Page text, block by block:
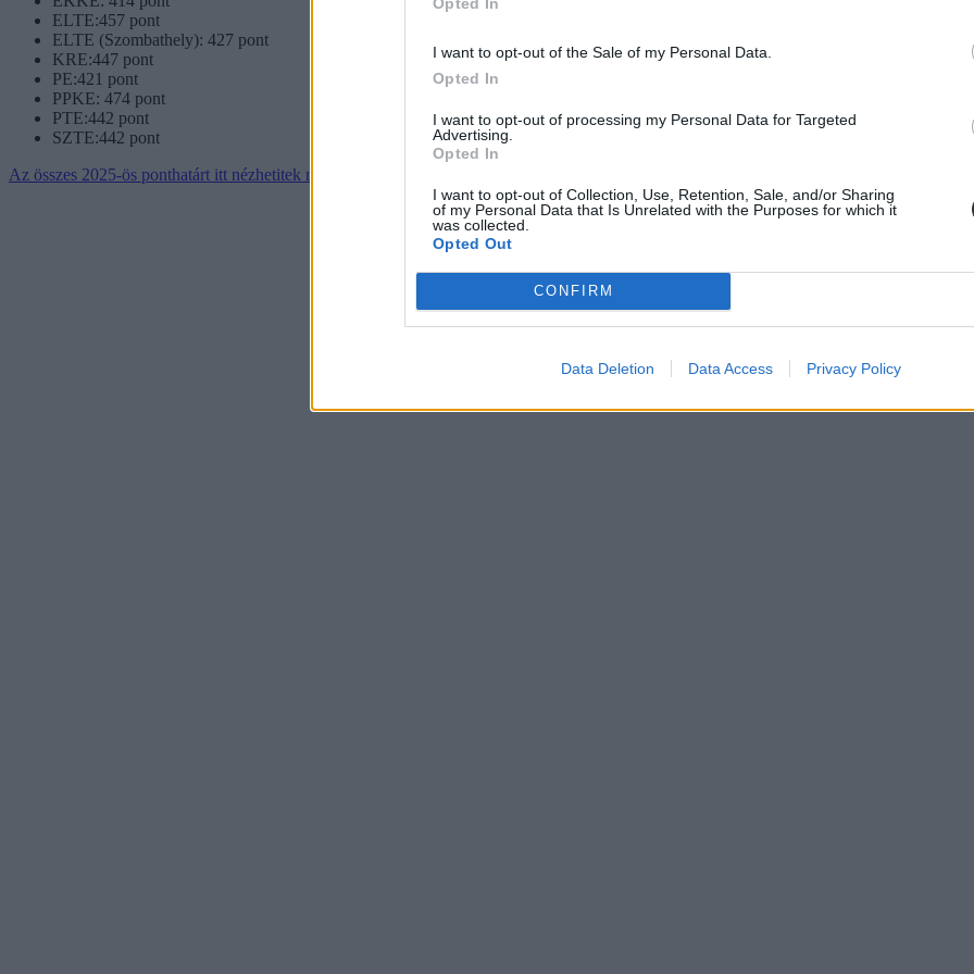
I want to opt-out of the Sale of my Personal Data.
Opted In
I want to opt-out of processing my Personal Data for Targeted
Advertising.
Opted In
I want to opt-out of Collection, Use, Retention, Sale, and/or Sharing
of my Personal Data that Is Unrelated with the Purposes for which it
was collected.
Opted Out
CONFIRM
Data Deletion Data Access Privacy Policy
ELTE:457 pont
ELTE (Szombathely): 427 pont
KRE:447 pont
PE:421 pont
PPKE: 474 pont
PTE:442 pont
SZTE:442 pont
Az összes 2025-ös ponthatárt itt nézhetitek meg